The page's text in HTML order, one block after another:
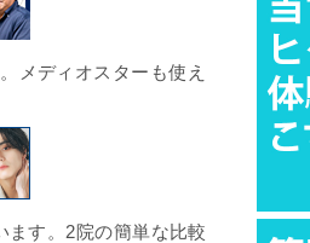
メディオスターも使え
ます。2院の簡単な比較